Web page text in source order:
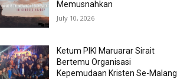
Memusnahkan
July 10, 2026
Ketum PIKI Maruarar Sirait
Bertemu Organisasi
Kepemudaan Kristen Se-Malang